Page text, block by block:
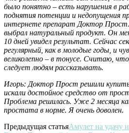
было понятно – есть нарушения в
поднятия потенции и недопущения
интернете препарат Доктор
выбрал натуральный продукт. Он
10 дней увидел результат. Сейчас
регулярный, как в молодые годы, и
великолепно – в тонусе. Считаю,
следует людям рассказывать.
Игорь: Доктор Прост решили
искали достойное средство от
Проблема решилась. Уже 2 месяца
простата в норме. Я очень доволен.
Предыдущая статьяАмулет на удачу